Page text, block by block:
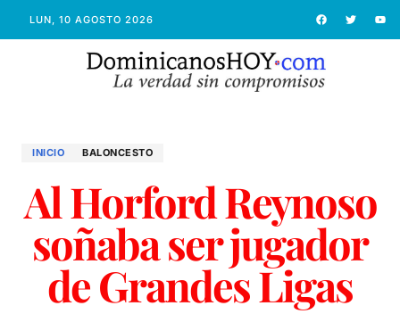
LUN, 10 AGOSTO 2026
INICIO BALONCESTO
Al Horford Reynoso
soñaba ser jugador
de Grandes Ligas